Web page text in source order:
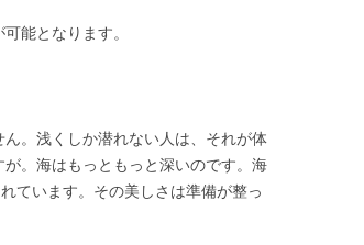
能となります。
。浅くしか潜れない人は、それが体
。海はもっともっと深いのです。海
ています。その美しさは準備が整っ